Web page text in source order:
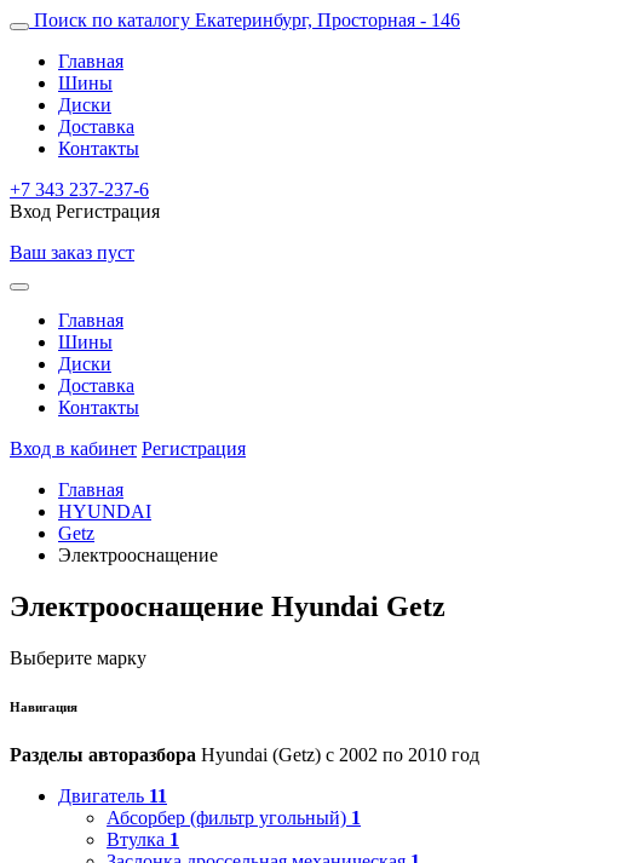
Поиск по каталогу Екатеринбург, Просторная - 146
Главная
Шины
Диски
Доставка
Контакты
+7 343 237-237-6
Вход Регистрация
Ваш заказ пуст
Главная
Шины
Диски
Доставка
Контакты
Вход в кабинет Регистрация
Главная
HYUNDAI
Getz
Электрооснащение
Электрооснащение Hyundai Getz
Выберите марку
Навигация
Разделы авторазбора Hyundai (Getz) с 2002 по 2010 год
Двигатель 11
Абсорбер (фильтр угольный) 1
Втулка 1